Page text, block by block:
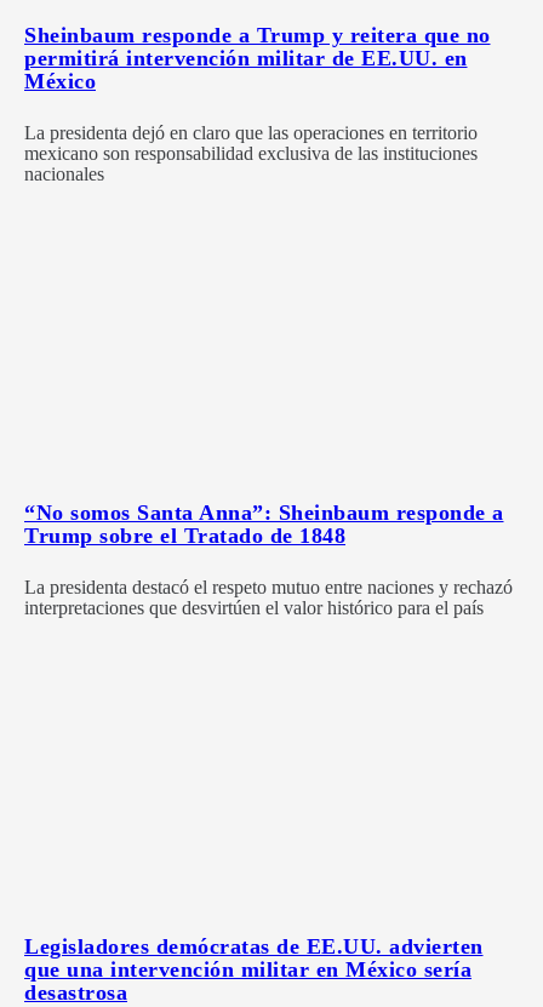
Sheinbaum responde a Trump y reitera que no
permitirá intervención militar de EE.UU. en
México
La presidenta dejó en claro que las operaciones en territorio
mexicano son responsabilidad exclusiva de las instituciones
nacionales
“No somos Santa Anna”: Sheinbaum responde a
Trump sobre el Tratado de 1848
La presidenta destacó el respeto mutuo entre naciones y rechazó
interpretaciones que desvirtúen el valor histórico para el país
Legisladores demócratas de EE.UU. advierten
que una intervención militar en México sería
desastrosa